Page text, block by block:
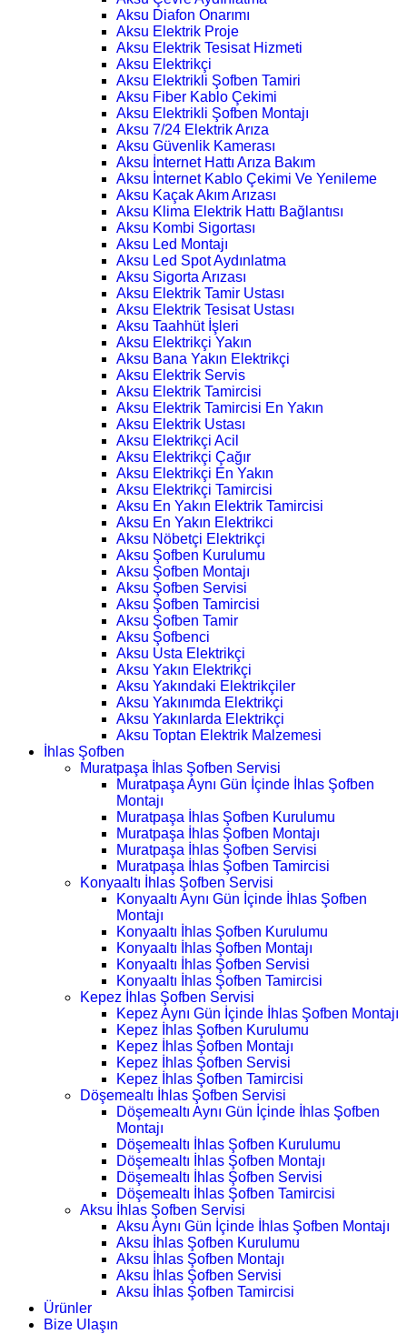
Aksu Diafon Onarımı
Aksu Elektrik Proje
Aksu Elektrik Tesisat Hizmeti
Aksu Elektrikçi
Aksu Elektrikli Şofben Tamiri
Aksu Fiber Kablo Çekimi
Aksu Elektrikli Şofben Montajı
Aksu 7/24 Elektrik Arıza
Aksu Güvenlik Kamerası
Aksu İnternet Hattı Arıza Bakım
Aksu İnternet Kablo Çekimi Ve Yenileme
Aksu Kaçak Akım Arızası
Aksu Klima Elektrik Hattı Bağlantısı
Aksu Kombi Sigortası
Aksu Led Montajı
Aksu Led Spot Aydınlatma
Aksu Sigorta Arızası
Aksu Elektrik Tamir Ustası
Aksu Elektrik Tesisat Ustası
Aksu Taahhüt İşleri
Aksu Elektrikçi Yakın
Aksu Bana Yakın Elektrikçi
Aksu Elektrik Servis
Aksu Elektrik Tamircisi
Aksu Elektrik Tamircisi En Yakın
Aksu Elektrik Ustası
Aksu Elektrikçi Acil
Aksu Elektrikçi Çağır
Aksu Elektrikçi En Yakın
Aksu Elektrikçi Tamircisi
Aksu En Yakın Elektrik Tamircisi
Aksu En Yakın Elektrikci
Aksu Nöbetçi Elektrikçi
Aksu Şofben Kurulumu
Aksu Şofben Montajı
Aksu Şofben Servisi
Aksu Şofben Tamircisi
Aksu Şofben Tamir
Aksu Şofbenci
Aksu Usta Elektrikçi
Aksu Yakın Elektrikçi
Aksu Yakındaki Elektrikçiler
Aksu Yakınımda Elektrikçi
Aksu Yakınlarda Elektrikçi
Aksu Toptan Elektrik Malzemesi
İhlas Şofben
Muratpaşa İhlas Şofben Servisi
Muratpaşa Aynı Gün İçinde İhlas Şofben
Montajı
Muratpaşa İhlas Şofben Kurulumu
Muratpaşa İhlas Şofben Montajı
Muratpaşa İhlas Şofben Servisi
Muratpaşa İhlas Şofben Tamircisi
Konyaaltı İhlas Şofben Servisi
Konyaaltı Aynı Gün İçinde İhlas Şofben
Montajı
Konyaaltı İhlas Şofben Kurulumu
Konyaaltı İhlas Şofben Montajı
Konyaaltı İhlas Şofben Servisi
Konyaaltı İhlas Şofben Tamircisi
Kepez İhlas Şofben Servisi
Kepez Aynı Gün İçinde İhlas Şofben Montajı
Kepez İhlas Şofben Kurulumu
Kepez İhlas Şofben Montajı
Kepez İhlas Şofben Servisi
Kepez İhlas Şofben Tamircisi
Döşemealtı İhlas Şofben Servisi
Döşemealtı Aynı Gün İçinde İhlas Şofben
Montajı
Döşemealtı İhlas Şofben Kurulumu
Döşemealtı İhlas Şofben Montajı
Döşemealtı İhlas Şofben Servisi
Döşemealtı İhlas Şofben Tamircisi
Aksu İhlas Şofben Servisi
Aksu Aynı Gün İçinde İhlas Şofben Montajı
Aksu İhlas Şofben Kurulumu
Aksu İhlas Şofben Montajı
Aksu İhlas Şofben Servisi
Aksu İhlas Şofben Tamircisi
Ürünler
Bize Ulaşın